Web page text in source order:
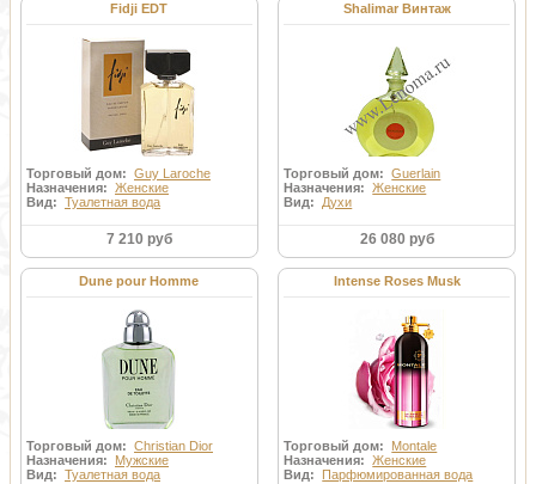
Fidji EDT
Торговый дом: Guy Laroche
Назначения: Женские
Вид: Туалетная вода
7 210 руб
Shalimar Винтаж
Торговый дом:Guerlain
Назначения:Женские
Вид: Духи
26 080 руб
Dune pour Homme
Торговый дом: Christian Dior
Назначения: Мужские
Вид: Туалетная вода
Intense Roses Musk
Торговый дом: Montale
Назначения:Женские
Вид:
Парфюмированная вода